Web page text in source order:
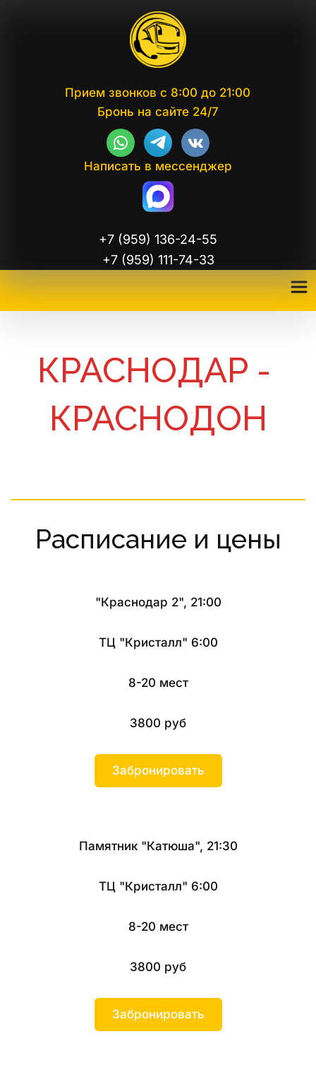
Прием звонков с 8:00 до 21:00
Бронь на сайте 24/7
Написать в мессенджер
+7 (959) 136-24-55
+7 (959) 111-74-33
КРАСНОДАР -
КРАСНОДОН
Расписание и цены
"Краснодар 2", 21:00
ТЦ "Кристалл" 6:00
8-20 мест
3800 руб
Забронировать
Памятник "Катюша", 21:30
ТЦ "Кристалл" 6:00
8-20 мест
3800 руб
Забронировать